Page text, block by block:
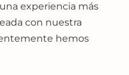
experiencia más
con nuestra
hemos